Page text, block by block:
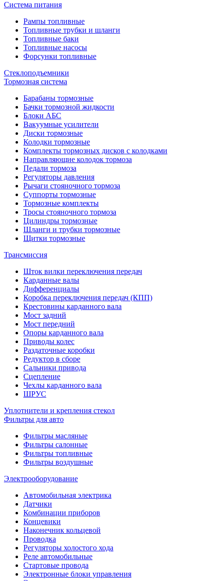
Система питания
Рампы топливные
Топливные трубки и шланги
Топливные баки
Топливные насосы
Форсунки топливные
Стеклоподъемники
Тормозная система
Барабаны тормозные
Бачки тормозной жидкости
Блоки АБС
Вакуумные усилители
Диски тормозные
Колодки тормозные
Комплекты тормозных дисков с колодками
Направляющие колодок тормоза
Педали тормоза
Регуляторы давления
Рычаги стояночного тормоза
Суппорты тормозные
Тормозные комплекты
Тросы стояночного тормоза
Цилиндры тормозные
Шланги и трубки тормозные
Щитки тормозные
Трансмиссия
Шток вилки переключения передач
Карданные валы
Дифференциалы
Коробка переключения передач (КПП)
Крестовины карданного вала
Мост задний
Мост передний
Опоры карданного вала
Приводы колес
Раздаточные коробки
Редуктор в сборе
Сальники привода
Сцепление
Чехлы карданного вала
ШРУС
Уплотнители и крепления стекол
Фильтры для авто
Фильтры масляные
Фильтры салонные
Фильтры топливные
Фильтры воздушные
Электрооборудование
Автомобильная электрика
Датчики
Комбинации приборов
Концевики
Наконечник кольцевой
Проводка
Регуляторы холостого хода
Реле автомобильные
Стартовые провода
Электронные блоки управления